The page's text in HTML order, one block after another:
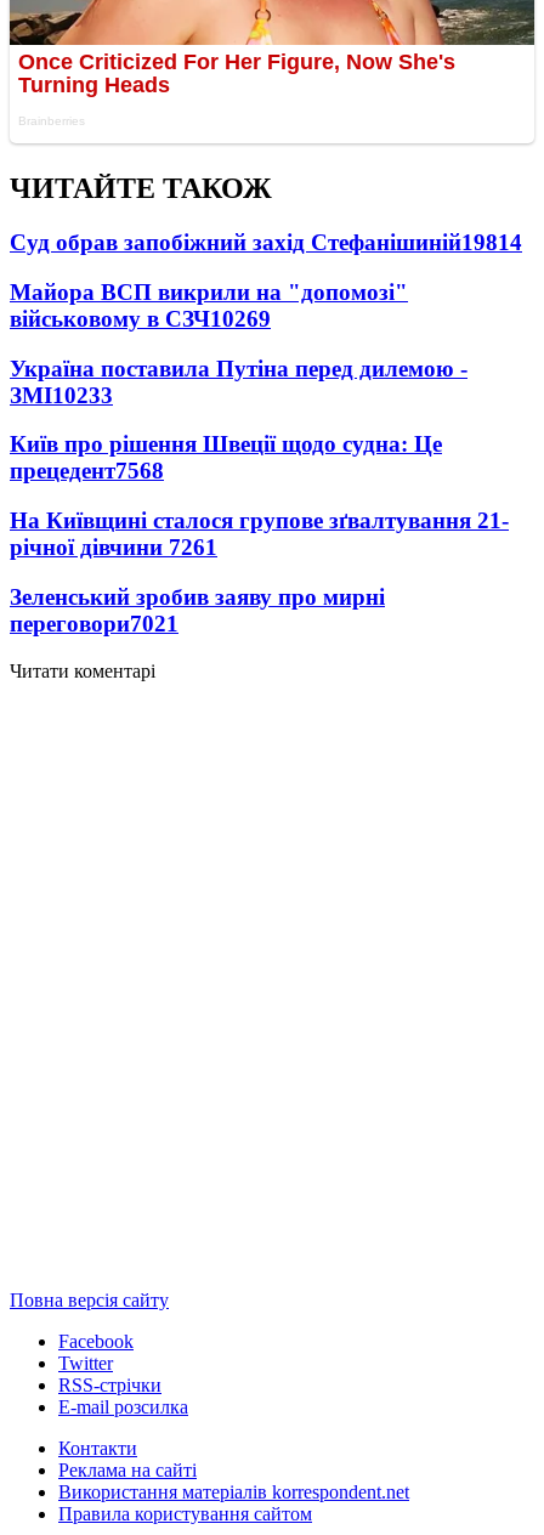
ЧИТАЙТЕ ТАКОЖ
Суд обрав запобіжний захід Стефанішиній19814
Майора ВСП викрили на "допомозі"
військовому в СЗЧ10269
Україна поставила Путіна перед дилемою -
ЗМІ10233
Київ про рішення Швеції щодо судна: Це
прецедент7568
На Київщині сталося групове зґвалтування 21-
річної дівчини 7261
Зеленський зробив заяву про мирні
переговори7021
Читати коментарі
Повна версія сайту
Facebook
Twitter
RSS-стрічки
E-mail розсилка
Контакти
Реклама на сайті
Використання матеріалів korrespondent.net
Правила користування сайтом